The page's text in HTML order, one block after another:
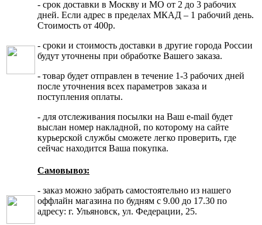
- срок доставки в Москву и МО от 2 до 3 рабочих
дней. Если адрес в пределах МКАД – 1 рабочий день.
Стоимость от 400р.
- сроки и стоимость доставки в другие города России
будут уточнены при обработке Вашего заказа.
- товар будет отправлен в течение 1-3 рабочих дней
после уточнения всех параметров заказа и
поступления оплаты.
- для отслеживания посылки на Ваш e-mail будет
выслан номер накладной, по которому на сайте
курьерской службы сможете легко проверить, где
сейчас находится Ваша покупка.
Самовывоз:
- заказ можно забрать самостоятельно из нашего
оффлайн магазина по будням с 9.00 до 17.30 по
адресу: г. Ульяновск, ул. Федерации, 25.